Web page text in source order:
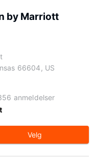
by Marriott
66604, US
anmeldelser
Velg